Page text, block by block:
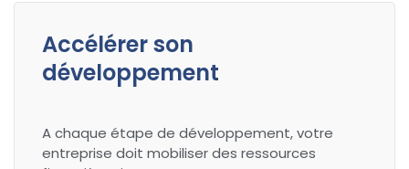
Accélérer son
développement
A chaque étape de développement, votre
entreprise doit mobiliser des ressources